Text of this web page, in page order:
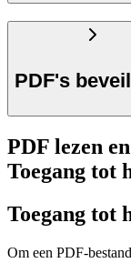
PDF's
PDF lezen
Toegang tot
Toegang tot
Om een PDF-